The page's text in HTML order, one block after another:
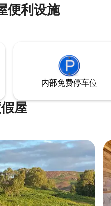
便利设施
内部免费停车位
屋
」